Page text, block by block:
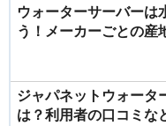
ウォーターサーバーは
う！メーカーごとの産
ジャパネットウォータ
は？利用者の口コミな